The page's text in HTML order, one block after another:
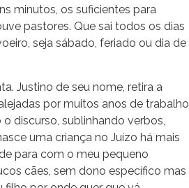
minutos, os suficientes para
pastores. Que sai todos os dias
seja sábado, feriado ou dia de
Justino de seu nome, retira a
por muitos anos de trabalho
discurso, sublinhando verbos,
uma criança no Juízo há mais
para com o meu pequeno
cães, sem dono específico mas